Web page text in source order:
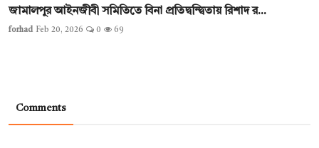
জামালপুর আইনজীবী সমিতিতে বিনা প্রতিদ্বন্দ্বিতায় রিশাদ র...
forhad Feb 20, 2026 0 69
Comments